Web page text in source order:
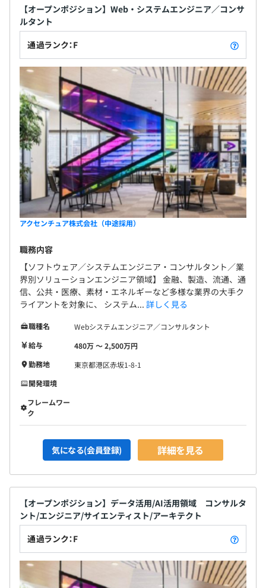
【オープンポジション】Web・システムエンジニア／コンサ
ルタント
通過ランク：F
アクセンチュア株式会社（中途採用）
職務内容
【ソフトウェア／システムエンジニア・コンサルタント／業
界別ソリューションエンジニア領域】 金融、製造、流通、通
信、公共・医療、素材・エネルギーなど多様な業界の大手ク
ライアントを対象に、 システム... 詳しく見る
職種名
Webシステムエンジニア／コンサルタント
給与
480万 〜 2,500万円
勤務地
東京都港区赤坂1-8-1
開発環境
フレームワー
ク
気になる(会員登録) 詳細を見る
【オープンポジション】データ活用/AI活用領域 コンサルタ
ント/エンジニア/サイエンティスト/アーキテクト
通過ランク：F